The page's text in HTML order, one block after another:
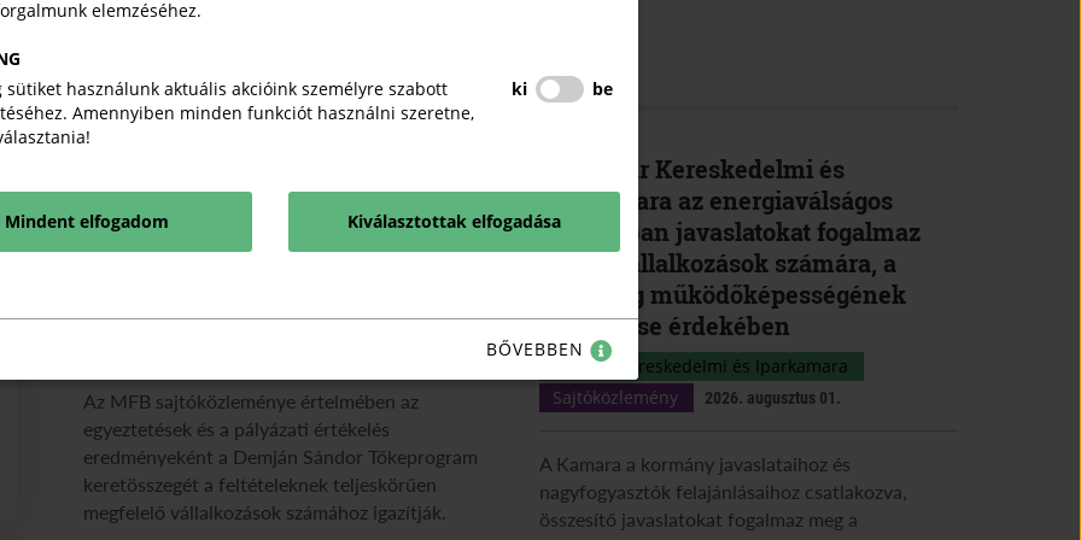
Tőkeprogram tőkebefektetéseinek
végrehajtása az MFB döntését
követően
Az MFB sajtóközleménye értelmében az
egyeztetések és a pályázati értékelés
eredményeként a Demján Sándor Tőkeprogram
keretösszegét a feltételeknek teljeskörűen
megfelelő vállalkozások számához igazítják.
A Magyar Kereskedelmi és
Iparkamara az energiaválságos
időszakban javaslatokat fogalmaz
meg a vállalkozások számára, a
gazdaság működőképességének
megőrzése érdekében
Magyar Kereskedelmi és Iparkamara
Sajtóközlemény
2026. augusztus 01.
A Kamara a kormány javaslataihoz és
nagyfogyasztók felajánlásaihoz csatlakozva,
összesítő javaslatokat fogalmaz meg a
elemzéséhez.
sütiket használunk aktuális akcióink személyre szabott
Amennyiben minden funkciót használni szeretne,
ki be
Mindent elfogadom Kiválasztottak elfogadása
BŐVEBBEN